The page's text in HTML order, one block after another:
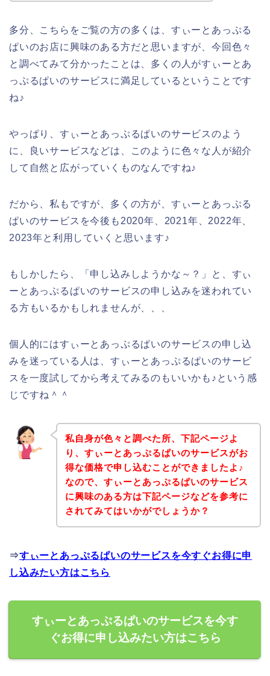
多分、こちらをご覧の方の多くは、すぃーとあっぷる
ぱいのお店に興味のある方だと思いますが、今回色々
と調べてみて分かったことは、多くの人がすぃーとあ
っぷるぱいのサービスに満足しているということです
ね♪
やっぱり、すぃーとあっぷるぱいのサービスのよう
に、良いサービスなどは、このように色々な人が紹介
して自然と広がっていくものなんですね♪
だから、私もですが、多くの方が、すぃーとあっぷる
ぱいのサービスを今後も2020年、2021年、2022年、
2023年と利用していくと思います♪
もしかしたら、「申し込みしようかな～？」と、すぃ
ーとあっぷるぱいのサービスの申し込みを迷われてい
る方もいるかもしれませんが、、、
個人的にはすぃーとあっぷるぱいのサービスの申し込
みを迷っている人は、すぃーとあっぷるぱいのサービ
スを一度試してから考えてみるのもいいかも♪という感
じですね＾＾
私自身が色々と調べた所、下記ページよ
り、すぃーとあっぷるぱいのサービスがお
得な価格で申し込むことができましたよ♪
なので、すぃーとあっぷるぱいのサービス
に興味のある方は下記ページなどを参考に
されてみてはいかがでしょうか？
⇒すぃーとあっぷるぱいのサービスを今すぐお得に申
し込みたい方はこちら
すぃーとあっぷるぱいのサービスを今す
ぐお得に申し込みたい方はこちら